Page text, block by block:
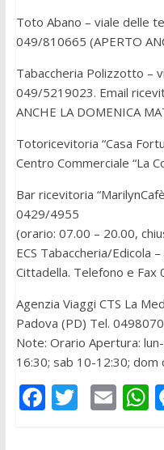
Toto Abano – viale delle
049/810665 (APERTO
Tabaccheria Polizzotto –
049/5219023. Email
ANCHE LA DOMENICA
Totoricevitoria “Casa
Centro Commerciale “La
Bar ricevitoria
0429/4955
(orario: 07.00 – 20.00,
ECS Tabaccheria/Edicola
Cittadella. Telefono e Fax
Agenzia Viaggi CTS La
Padova (PD) Tel.
Note: Orario Apertura:
16:30; sab 10-12:30; dom
F T E